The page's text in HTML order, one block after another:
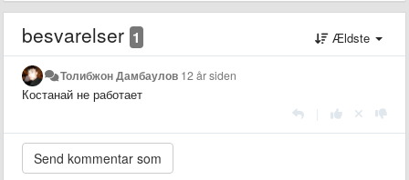
besvarelser 1 Ældste
Толибжон Дамбаулов 12 år siden
Костанай не работает